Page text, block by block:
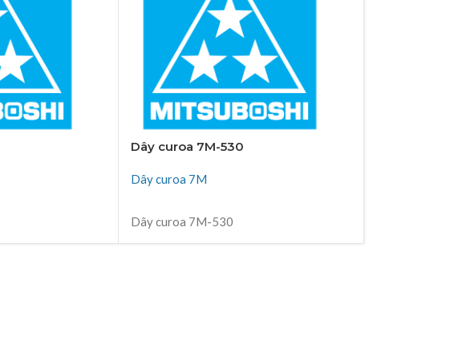
Dây curoa 7M-530
Dây curoa 7M
Dây curoa 7M-530